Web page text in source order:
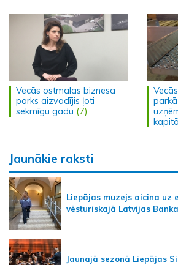
Vecās ostmalas biznesa
parks aizvadījis ļoti
sekmīgu gadu (7)
Jaunākie raksti
Liepājas muzejs aicina uz
vēsturiskajā Latvijas
Jaunajā sezonā Liepājas